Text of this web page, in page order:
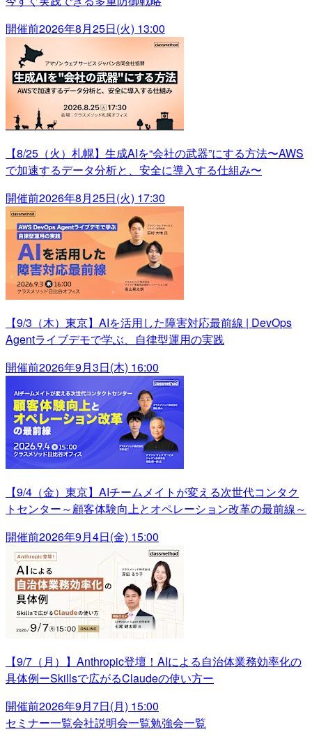
開催前2026年8月25日(火) 13:00
【8/25（火）札幌】生成AIを“会社の武器”にする方法〜AWS
で加速するデータ分析と、安全に導入する仕組み〜
開催前2026年8月25日(火) 17:30
【9/3（木）東京】AIを活用した障害対応最前線 | DevOps
Agentライブデモで学ぶ、自律型運用の実践
開催前2026年9月3日(木) 16:00
【9/4（金）東京】AIチームメイトが変える次世代コンタク
トセンター～顧客体験向上とオペレーション改革の最前線～
開催前2026年9月4日(金) 15:00
【9/7（月）】Anthropic登壇！AIによる自治体業務効率化の
具体例ーSkillsで広がるClaudeの使い方ー
開催前2026年9月7日(月) 15:00
セミナー一覧会社説明会一覧勉強会一覧